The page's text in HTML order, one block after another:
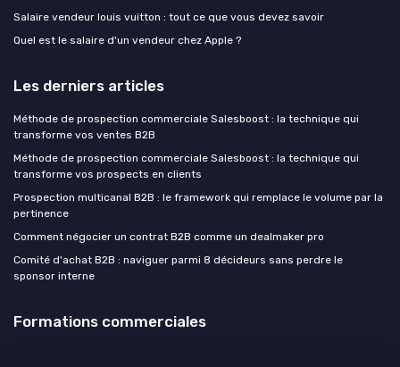
Salaire vendeur louis vuitton : tout ce que vous devez savoir
Quel est le salaire d'un vendeur chez Apple ?
Les derniers articles
Méthode de prospection commerciale Salesboost : la technique qui
transforme vos ventes B2B
Méthode de prospection commerciale Salesboost : la technique qui
transforme vos prospects en clients
Prospection multicanal B2B : le framework qui remplace le volume par la
pertinence
Comment négocier un contrat B2B comme un dealmaker pro
Comité d'achat B2B : naviguer parmi 8 décideurs sans perdre le
sponsor interne
Formations commerciales